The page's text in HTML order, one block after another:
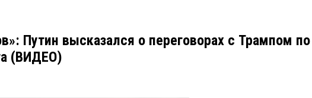
Путин высказался о переговорах с Трампом
(ВИДЕО)